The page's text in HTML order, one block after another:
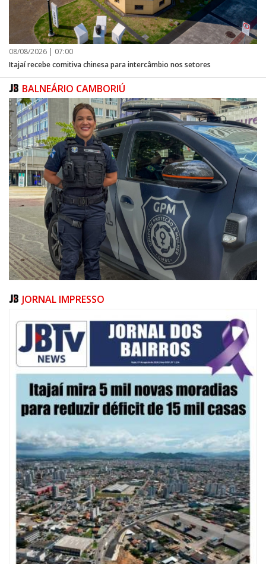
08/08/2026 | 07:00
Itajaí recebe comitiva chinesa para intercâmbio nos setores
BALNEÁRIO CAMBORIÚ
08/08/2026 | 07:00
20 anos da Lei Maria da Penha: mais de 400 mulheres vítimas de violência
doméstica são acompanhadas pela Guarda Municipal
BALNEÁRIO CAMBORIÚ
JORNAL IMPRESSO